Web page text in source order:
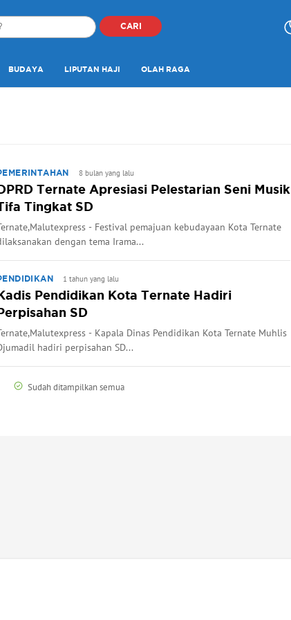
CARI
BUDAYA LIPUTAN HAJI OLAH RAGA
8 bulan yang lalu
DPRD Ternate Apresiasi Pelestarian Seni Musik
Tingkat SD
- Festival pemajuan kebudayaan Kota Ternate
dengan tema Irama...
1 tahun yang lalu
Kadis Pendidikan Kota Ternate Hadiri
Perpisahan SD
- Kapala Dinas Pendidikan Kota Ternate Muhlis
hadiri perpisahan SD...
Sudah ditampilkan semua